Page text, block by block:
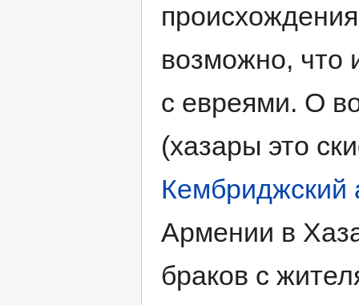
возможно, что
с евреями. О
(хазары это
Кембриджский
Армении в
браков с